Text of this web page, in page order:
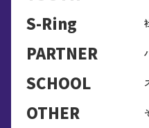
S-Ring
PARTNER
SCHOOL
OTHER